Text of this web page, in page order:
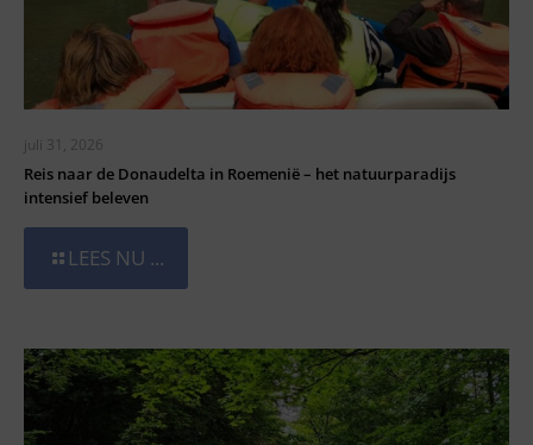
juli 31, 2026
Reis naar de Donaudelta in Roemenië – het natuurparadijs
intensief beleven
LEES NU ...